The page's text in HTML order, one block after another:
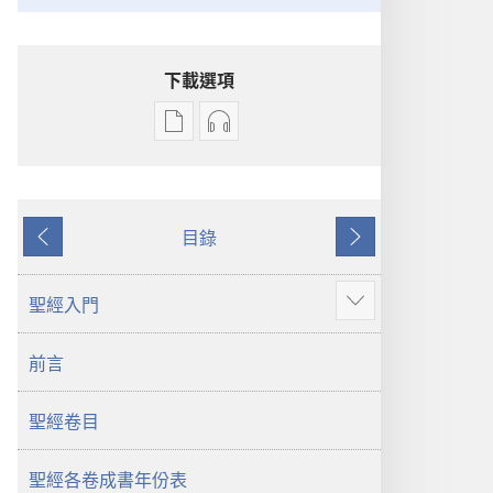
下載選項
電
物
經
世
界
錄
界
本
上
一
頁
目錄
下
一
頁
聖經入門
顯
示
多
前言
聖經卷目
聖經各卷成書年份表